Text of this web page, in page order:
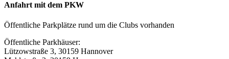
Anfahrt mit dem PKW
Öffentliche Parkplätze rund um die Clubs vorhanden
Öffentliche Parkhäuser:
Lützowstraße 3, 30159 Hannover